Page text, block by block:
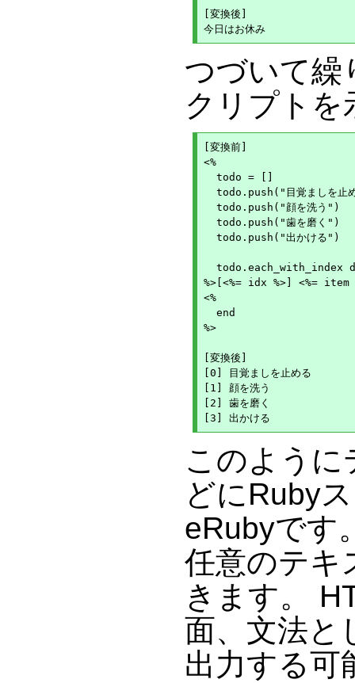
[変換後]
今日はお休み
つづいて繰
クリプトを
[変換前]
<%
  todo = []
todo.push("目覚ましを止
  todo.push("顔を洗う")
  todo.push("歯を磨く")
  todo.push("出かける")
todo.each_with_index
%>[<%= idx %>] <%= item
<%
  end
%>
[変換後]
[0] 目覚ましを止める
[1] 顔を洗う
[2] 歯を磨く
このように
どにRuby
eRubyです
任意のテキ
きます。
面、文法と
出力する可